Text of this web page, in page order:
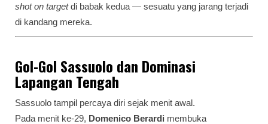
shot on targetdi babak kedua — sesuatu yang jarang terjadi
di kandang mereka.
Gol-Gol Sassuolo dan Dominasi
Lapangan Tengah
Sassuolo tampil percaya diri sejak menit awal.
Pada menit ke-29, Domenico Berardi membuka